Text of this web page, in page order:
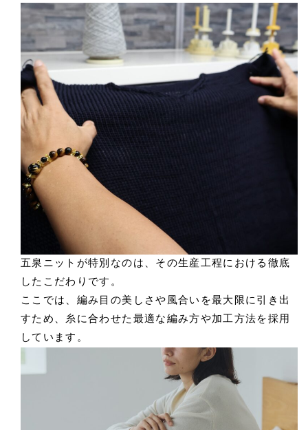
五泉ニットが特別なのは、その生産工程における徹底
したこだわりです。
ここでは、編み目の美しさや風合いを最大限に引き出
すため、糸に合わせた最適な編み方や加工方法を採用
しています。